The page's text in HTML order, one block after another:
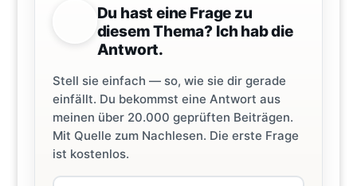
Du hast eine Frage zu
diesem Thema? Ich hab die
Antwort.
Stell sie einfach — so, wie sie dir gerade
einfällt. Du bekommst eine Antwort aus
meinen über 20.000 geprüften Beiträgen.
Mit Quelle zum Nachlesen. Die erste Frage
ist kostenlos.